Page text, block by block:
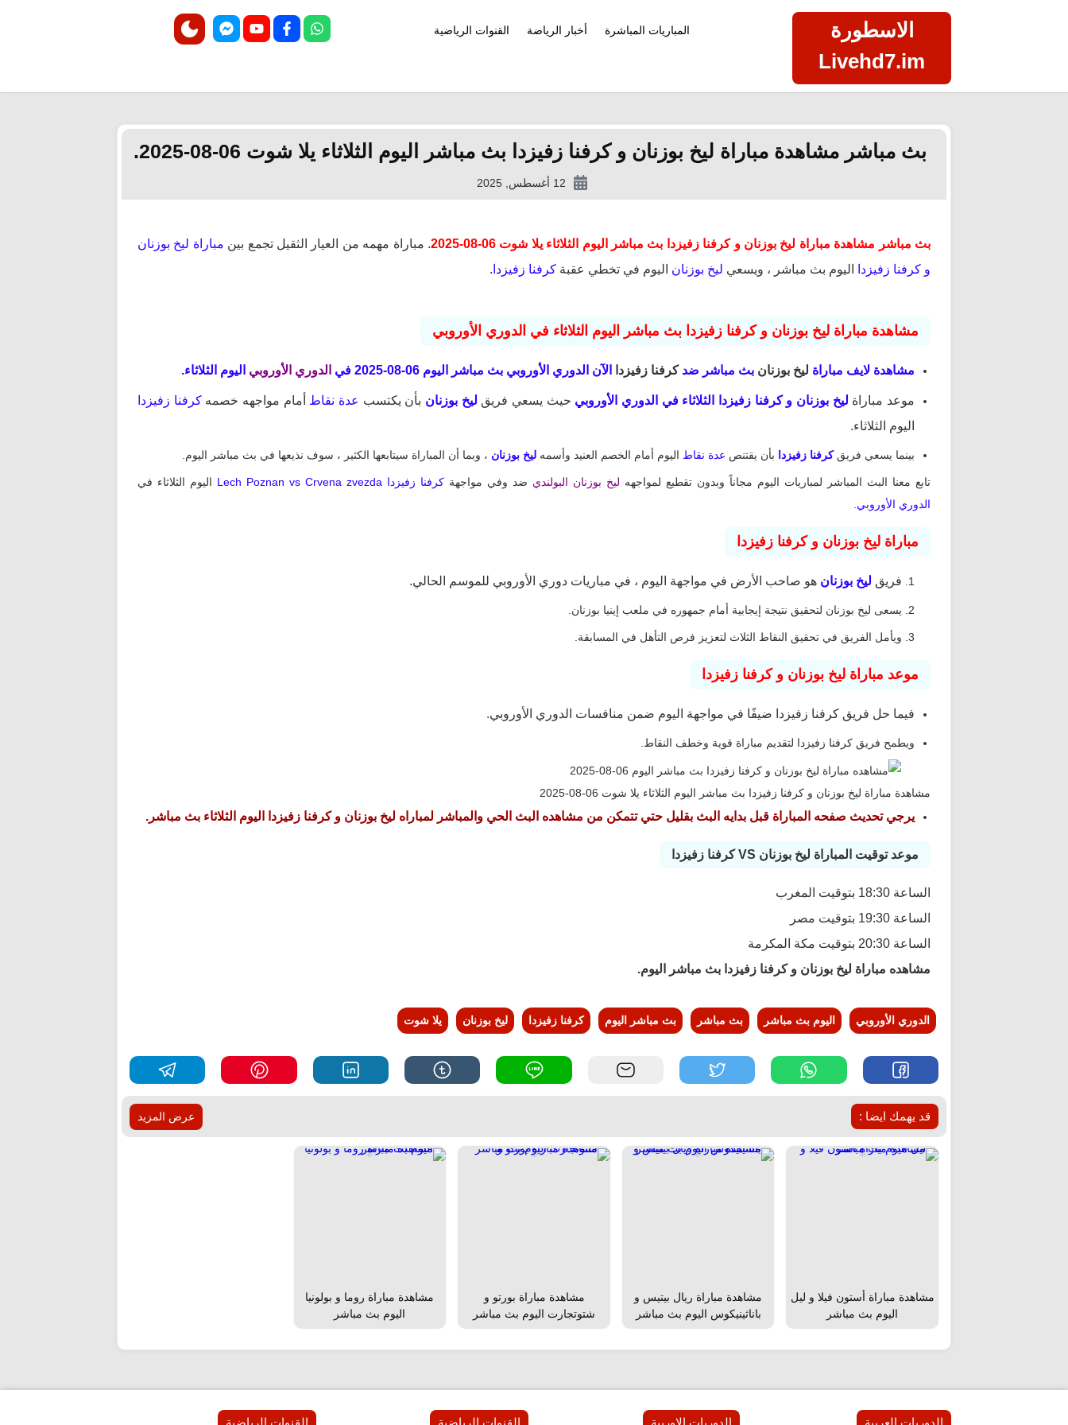
الاسطورة
Livehd7.im
المباريات المباشرة أخبار الرياضة القنوات الرياضية
بث مباشر مشاهدة مباراة ليخ بوزنان و كرفنا زفيزدا بث مباشر اليوم الثلاثاء يلا شوت 06-08-2025.
12 أغسطس, 2025
بث مباشر مشاهدة مباراة ليخ بوزنان و كرفنا زفيزدا بث مباشر اليوم الثلاثاء يلا شوت 06-08-2025 . مباراة مهمه من العيار الثقيل تجمع بين مباراة ليخ بوزنان
و كرفنا زفيزدا
اليوم بث مباشر ، ويسعي ليخ بوزنان اليوم في تخطي عقبة كرفنا زفيزدا .
مشاهدة مباراة ليخ بوزنان و كرفنا زفيزدا بث مباشر اليوم الثلاثاء في الدوري الأوروبي
مشاهدة لايف مباراة ليخ بوزنان بث مباشر ضدكرفنا زفيزدا الآن الدوري الأوروبي بث مباشر اليوم 06-08-2025 في الدوري الأوروبي اليوم الثلاثاء.
موعد مباراة ليخ بوزنان و كرفنا زفيزدا الثلاثاء في الدوري الأوروبي حيث يسعي فريق ليخ بوزنان بأن يكتسب عدة نقاط أمام مواجهه خصمهكرفنا زفيزدا
اليوم الثلاثاء.
بينما يسعي فريقكرفنا زفيزدا بأن يقتنص عدة نقاط اليوم أمام الخصم العنيد وأسمه ليخ بوزنان ، وبما أن المباراة سيتابعها الكثير ، سوف نذيعها في بث مباشر اليوم.
تابع معنا البث المباشر لمباريات اليوم مجاناً وبدون تقطيع لمواجهه ليخ بوزنان البولندي ضد وفي مواجهة كرفنا زفيزدا Lech Poznan vs Crvena zvezda
اليوم الثلاثاء في
الدوري الأوروبي
مباراة ليخ بوزنان و كرفنا زفيزدا
فريق ليخ بوزنان هو صاحب الأرض في مواجهة اليوم ، في مباريات دوري الأوروبي للموسم الحالي.
يسعى ليخ بوزنان لتحقيق نتيجة إيجابية أمام جمهوره في ملعب إينيا بوزنان.
ويأمل الفريق في تحقيق النقاط الثلاث لتعزيز فرص التأهل في المسابقة.
موعد مباراة ليخ بوزنان و كرفنا زفيزدا
فيما حل فريق كرفنا زفيزدا ضيفًا في مواجهة اليوم ضمن منافسات الدوري الأوروبي.
ويطمح فريق كرفنا زفيزدا لتقديم مباراة قوية وخطف النقاط.
مشاهدة مباراة ليخ بوزنان و كرفنا زفيزدا بث مباشر اليوم الثلاثاء يلا شوت 06-08-2025
يرجي تحديث صفحه المباراة قبل بدايه البث بقليل حتي تتمكن من مشاهده البث الحي والمباشر لمباراه ليخ بوزنان و كرفنا زفيزدا اليوم الثلاثاء بث مباشر.
موعد توقيت المباراة ليخ بوزنان VS كرفنا زفيزدا
الساعة 18:30 بتوقيت المغرب
الساعة 19:30 بتوقيت مصر
الساعة 20:30 بتوقيت مكة المكرمة
مشاهده مباراة ليخ بوزنان و كرفنا زفيزدا بث مباشر اليوم.
الدوري الأوروبي اليوم بث مباشر بث مباشر بث مباشر اليوم كرفنا زفيزدا ليخ بوزنان يلا شوت
عرض المزيد قد يهمك ايضا :
مشاهدة مباراة أستون فيلا و ليل
اليوم بث مباشر
مشاهدة مباراة ريال بيتيس و
باناثينيكوس اليوم بث مباشر
مشاهدة مباراة بورتو و
شتوتجارت اليوم بث مباشر
مشاهدة مباراة روما و بولونيا
اليوم بث مباشر
الدوريات العربية الدوريات الاوربية القنوات الرياضية القنوات الرياضية